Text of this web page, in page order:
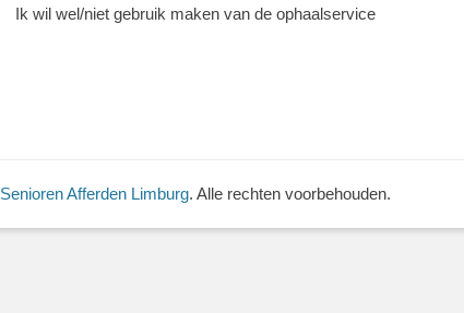
Ik wil wel/niet gebruik maken van de ophaalservice
Senioren Afferden Limburg. Alle rechten voorbehouden.